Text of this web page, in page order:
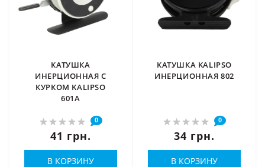
КАТУШКА
ИНЕРЦИОННАЯ С
КУРКОМ KALIPSO
601A
0
41 грн.
В КОРЗИНУ
КАТУШКА KALIPSO
ИНЕРЦИОННАЯ 802
0
34 грн.
В КОРЗИНУ